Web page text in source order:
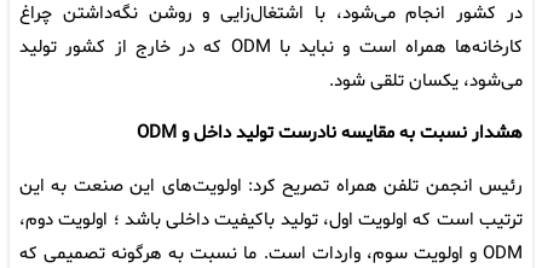
در کشور انجام می‌شود، با اشتغال‌زایی و روشن نگه‌داشتن چراغ
کارخانه‌ها همراه است و نباید با ODM که در خارج از کشور تولید
می‌شود، یکسان تلقی شود.
هشدار نسبت به مقایسه نادرست تولید داخل و ODM
رئیس انجمن تلفن همراه تصریح کرد: اولویت‌های این صنعت به این
ترتیب است که اولویت اول، تولید باکیفیت داخلی باشد ؛ اولویت دوم،
ODM و اولویت سوم، واردات است. ما نسبت به هرگونه تصمیمی که